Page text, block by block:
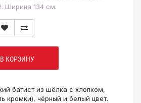
Ширина 134 см.
КОРЗИНУ
батист из шёлка с хлопком,
кромки), чёрный и белый цвет.